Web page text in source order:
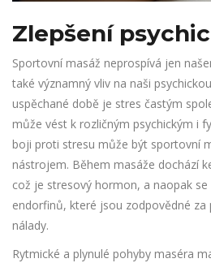
Zlepšení
Sportovní masáž neprospívá jen
také významný vliv na naši
uspěchané době je stres častým
může vést k rozličným psychickým i
boji proti stresu může být sportovní
nástrojem. Během masáže dochází
což je stresový hormon, a naopak se
endorfinů, které jsou zodpovědné za
nálady.
Rytmické a plynulé pohyby maséra